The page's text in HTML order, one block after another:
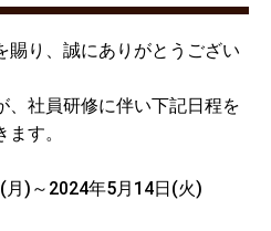
賜り、誠にありがとうござい
、社員研修に伴い下記日程を
す。
)～2024年5月14日(火)